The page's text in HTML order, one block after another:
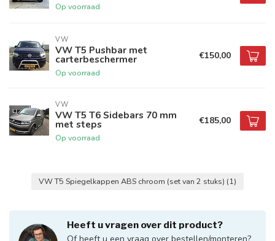
Op voorraad
VW
VW T5 Pushbar met
carterbeschermer
Op voorraad
€150,00
VW
VW T5 T6 Sidebars 70 mm
met steps
Op voorraad
€185,00
VW T5 Spiegelkappen ABS chroom (set van 2 stuks) (1)
Heeft u vragen over dit product?